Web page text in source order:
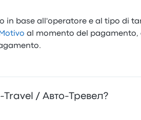
base all'operatore e al tipo di
al momento del
/ Авто-Тревел?